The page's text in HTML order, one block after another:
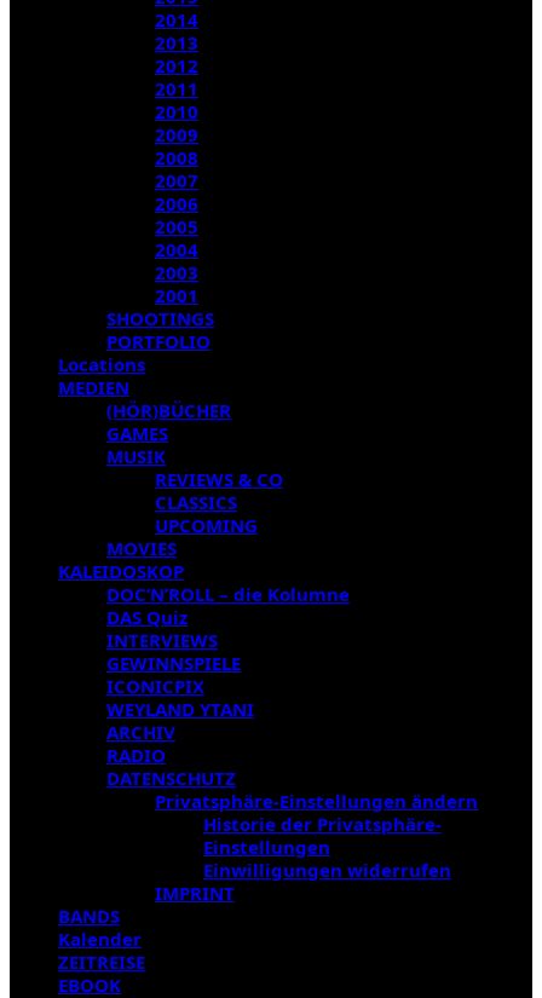
2014
2013
2012
2011
2010
2009
2008
2007
2006
2005
2004
2003
2001
SHOOTINGS
PORTFOLIO
Locations
MEDIEN
(HÖR)BÜCHER
GAMES
MUSIK
REVIEWS & CO
CLASSICS
UPCOMING
MOVIES
KALEIDOSKOP
DOC’N’ROLL – die Kolumne
DAS Quiz
INTERVIEWS
GEWINNSPIELE
ICONICPIX
WEYLAND YTANI
ARCHIV
RADIO
DATENSCHUTZ
Privatsphäre-Einstellungen ändern
Historie der Privatsphäre-
Einstellungen
Einwilligungen widerrufen
IMPRINT
BANDS
Kalender
ZEITREISE
EBOOK